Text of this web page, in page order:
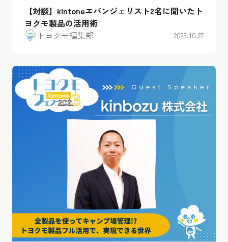
【対談】kintoneエバンジェリスト2名に聞いたト
ヨクモ製品の活用術
トヨクモ編集部
2023.10.27